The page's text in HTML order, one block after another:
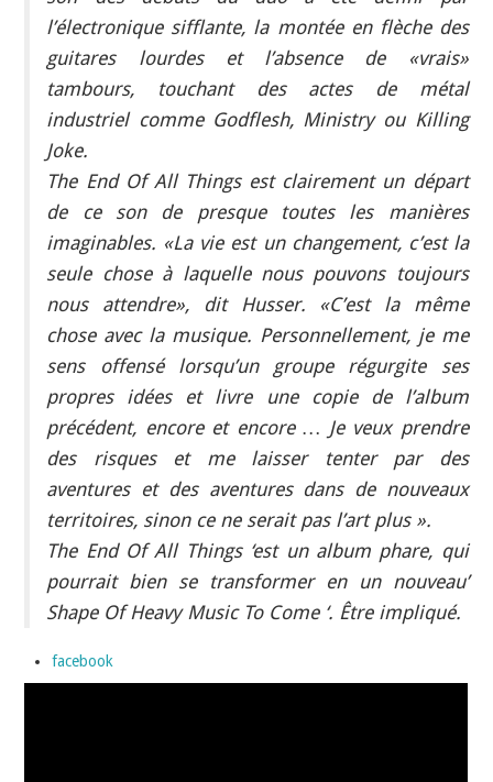
l’électronique sifflante, la montée en flèche des
guitares lourdes et l’absence de «vrais»
tambours, touchant des actes de métal
industriel comme Godflesh, Ministry ou Killing
Joke.
The End Of All Things est clairement un départ
de ce son de presque toutes les manières
imaginables. «La vie est un changement, c’est la
seule chose à laquelle nous pouvons toujours
nous attendre», dit Husser. «C’est la même
chose avec la musique. Personnellement, je me
sens offensé lorsqu’un groupe régurgite ses
propres idées et livre une copie de l’album
précédent, encore et encore … Je veux prendre
des risques et me laisser tenter par des
aventures et des aventures dans de nouveaux
territoires, sinon ce ne serait pas l’art plus ».
The End Of All Things ‘est un album phare, qui
pourrait bien se transformer en un nouveau’
Shape Of Heavy Music To Come ‘. Être impliqué.
facebook